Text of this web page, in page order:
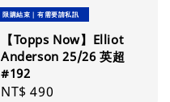
限購結束｜有需要請私訊
【Topps Now】Elliot
Anderson 25/26 英超
#192
Regular
NT$ 490